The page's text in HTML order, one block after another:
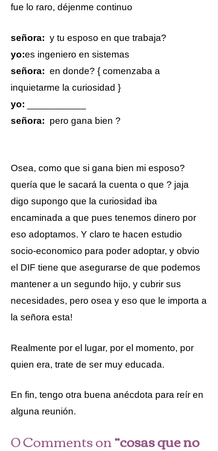
fue lo raro, déjenme continuo
señora: y tu esposo en que trabaja?
yo:es ingeniero en sistemas
señora: en donde? { comenzaba a
inquietarme la curiosidad }
yo:
señora: pero gana bien ?
Osea, como que si gana bien mi esposo?
quería que le sacará la cuenta o que ? jaja
digo supongo que la curiosidad iba
encaminada a que pues tenemos dinero por
eso adoptamos. Y claro te hacen estudio
socio-economico para poder adoptar, y obvio
el DIF tiene que asegurarse de que podemos
mantener a un segundo hijo, y cubrir sus
necesidades, pero osea y eso que le importa a
la señora esta!
Realmente por el lugar, por el momento, por
quien era, trate de ser muy educada.
En fin, tengo otra buena anécdota para reír en
alguna reunión.
0 Comments on“cosas que no